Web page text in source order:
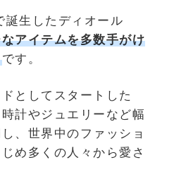
誕生したディオール
アイテムを多数手がけ
です。
としてスタートした
計やジュエリーなど幅
、世界中のファッショ
め多くの人々から愛さ